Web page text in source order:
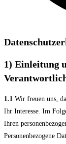
1) Einleitung
1.1 Wir freuen uns,
Ihr Interesse. Im
Ihren
Personenbezogene